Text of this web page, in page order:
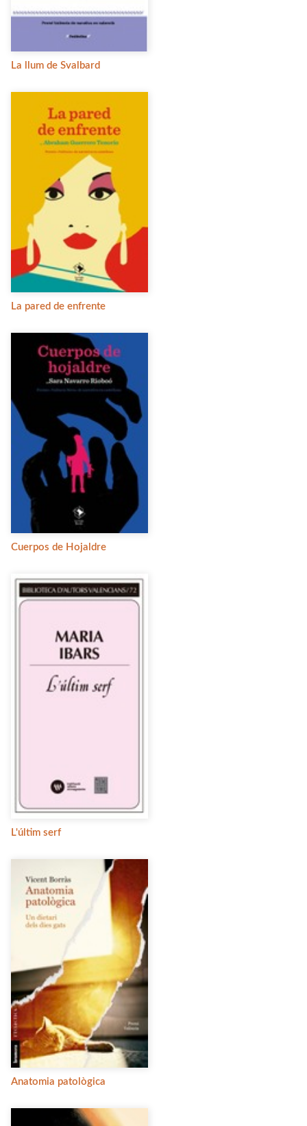
La llum de Svalbard
La pared de enfrente
Cuerpos de Hojaldre
L'últim serf
Anatomia patològica